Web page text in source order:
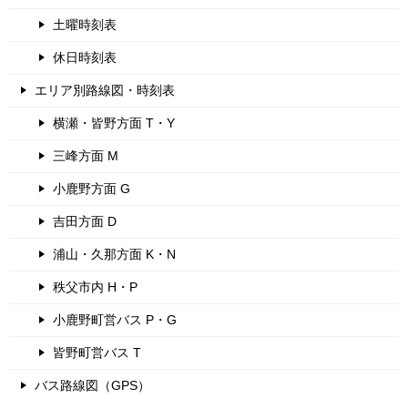
土曜時刻表
休日時刻表
エリア別路線図・時刻表
横瀬・皆野方面 T・Y
三峰方面 M
小鹿野方面 G
吉田方面 D
浦山・久那方面 K・N
秩父市内 H・P
小鹿野町営バス P・G
皆野町営バス T
バス路線図（GPS）